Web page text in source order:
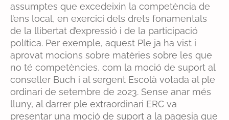
assumptes que excedeixin la competència de
l’ens local, en exercici dels drets fonamentals
de la llibertat d’expressió i de la participació
política. Per exemple, aquest Ple ja ha vist i
aprovat mocions sobre matèries sobre les que
no té competències, com la moció de suport al
conseller Buch i al sergent Escolà votada al ple
ordinari de setembre de 2023. Sense anar més
lluny, al darrer ple extraordinari ERC va
presentar una moció de suport a la pagesia que